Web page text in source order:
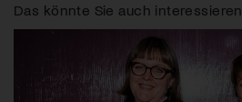
Das könnte Sie auch interessieren